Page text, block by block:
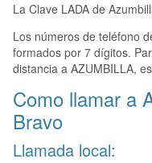
La Clave LADA de
Los números de teléfono
formados por 7 dígitos.
distancia a AZUMBILLA,
Como llamar a
Bravo
Llamada local: